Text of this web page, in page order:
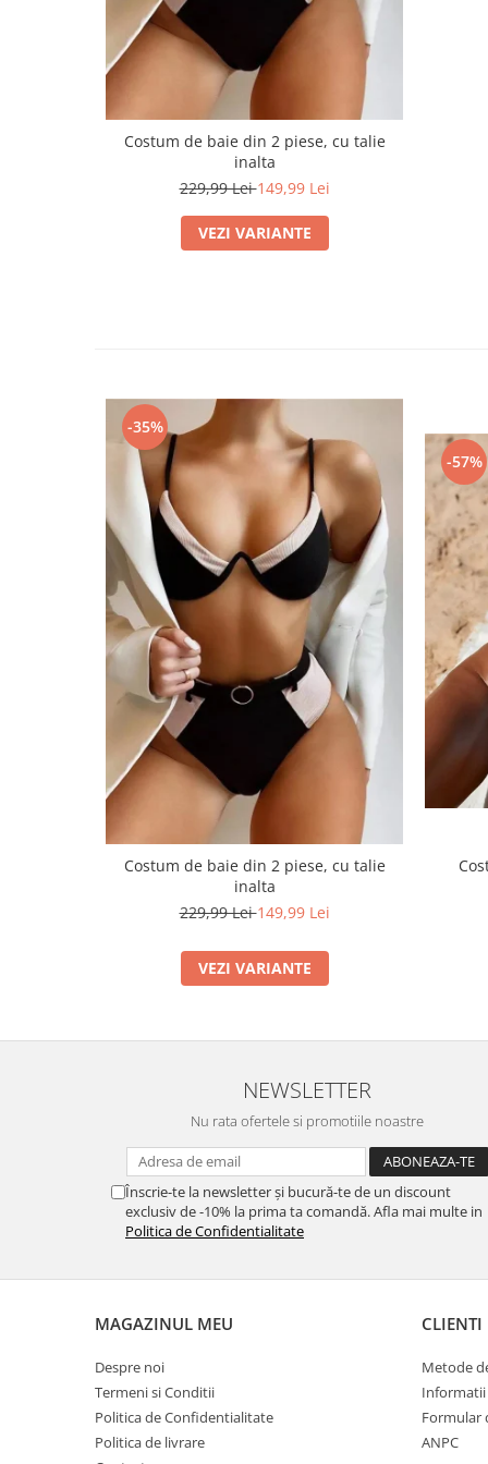
Costum de baie din 2 piese, cu talie
inalta
229,99 Lei149,99 Lei
VEZI VARIANTE
-35%
Costum de baie din 2 piese, cu talie
inalta
229,99 Lei149,99 Lei
VEZI VARIANTE
-57%
NEWSLETTER
Nu rata ofertele si promotiile noastre
Înscrie-te la newsletter și bucură-te de un discount
exclusiv de -10% la prima ta comandă. Afla mai multe in
Politica de Confidentialitate
MAGAZINUL MEU
Despre noi
Termeni si Conditii
Politica de Confidentialitate
Politica de livrare
CLIENTI
Metode
Formular
ANPC